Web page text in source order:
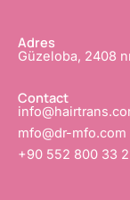
Adres
Güzeloba, 2408
Contact
mfo@dr-mfo.com
+90 552 800 33